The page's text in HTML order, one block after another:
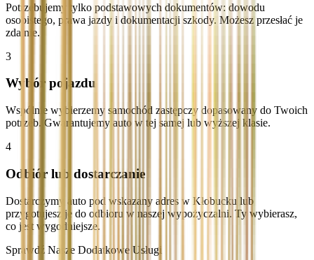
Potrzebujemy tylko podstawowych dokumentów: dowodu
osobistego, prawa jazdy i dokumentacji szkody. Możesz przesłać je
zdalnie.
3
Wybór pojazdu
Wspólnie wybierzemy samochód zastępczy dopasowany do Twoich
potrzeb. Gwarantujemy auto w tej samej lub wyższej klasie.
4
Odbiór lub dostarczanie
Dostarczymy auto pod wskazany adres w Kłobucku lub
przygotujesz je do odbioru w naszej wypożyczalni. Ty wybierasz,
co jest wygodniejsze.
Sprawdź Nasze Dodatkowe Usługi